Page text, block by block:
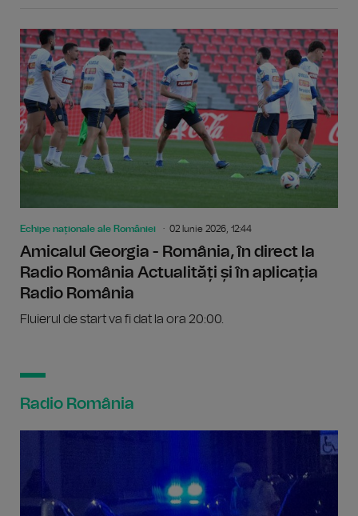
Echipe naționale ale României 02 Iunie 2026, 12:44
Amicalul Georgia - România, în direct la
Radio România Actualități și în aplicația
Radio România
Fluierul de start va fi dat la ora 20:00.
Radio România